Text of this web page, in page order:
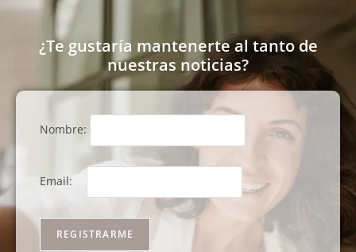
¿Te gustaría mantenerte al tanto de
nuestras noticias?
Nombre:
Email: